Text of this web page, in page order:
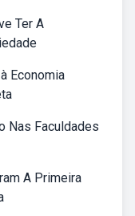
Ter A
Economia
Nas Faculdades
A Primeira